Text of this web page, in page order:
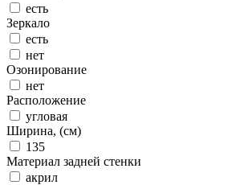
есть
Зеркало
есть
нет
Озонирование
нет
Расположение
угловая
Ширина, (см)
135
Материал задней стенки
акрил